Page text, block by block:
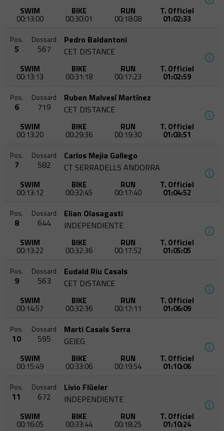
SWIM
00:13:00
BIKE
00:30:01
RUN
00:18:08
T. Officiel
01:02:33
Pos.
5
Dossard
567
Pedro Baldantoni
CET DISTANCE
SWIM
00:13:13
BIKE
00:31:18
RUN
00:17:23
T. Officiel
01:02:59
Pos.
6
Dossard
719
Ruben Malvesí Martínez
CET DISTANCE
SWIM
00:13:20
BIKE
00:29:36
RUN
00:19:30
T. Officiel
01:03:51
Pos.
7
Dossard
582
Carlos Mejia Gallego
CT SERRADELLS ANDORRA
SWIM
00:13:12
BIKE
00:32:45
RUN
00:17:40
T. Officiel
01:04:52
Pos.
8
Dossard
644
Elian Olasagasti
INDEPENDIENTE
SWIM
00:13:22
BIKE
00:32:36
RUN
00:17:52
T. Officiel
01:05:05
Pos.
9
Dossard
563
Eudald Riu Casals
CET DISTANCE
SWIM
00:14:57
BIKE
00:32:36
RUN
00:17:11
T. Officiel
01:06:09
Pos.
10
Dossard
595
Marti Casals Serra
GEIEG
SWIM
00:15:49
BIKE
00:33:06
RUN
00:19:54
T. Officiel
01:10:06
Pos.
11
Dossard
672
Livio Flüeler
INDEPENDIENTE
SWIM
00:16:05
BIKE
00:33:44
RUN
00:18:25
T. Officiel
01:10:24